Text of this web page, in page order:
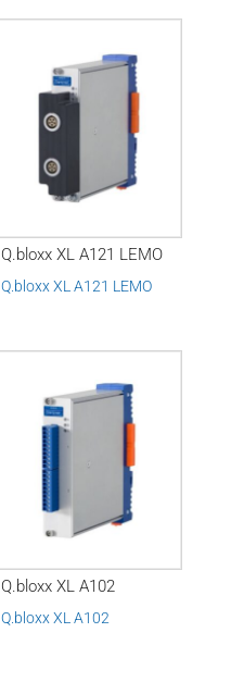
Q.bloxx XL A121 LEMO
Q.bloxx XL A121 LEMO
Q.bloxx XL A102
Q.bloxx XL A102